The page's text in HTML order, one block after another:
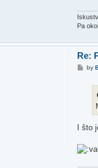
Pa
Re:
Pby
I